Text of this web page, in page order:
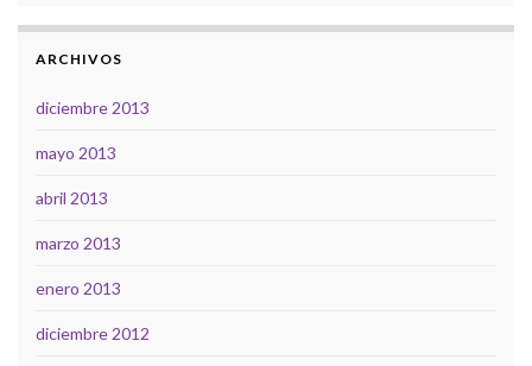
ARCHIVOS
diciembre 2013
mayo 2013
abril 2013
marzo 2013
enero 2013
diciembre 2012